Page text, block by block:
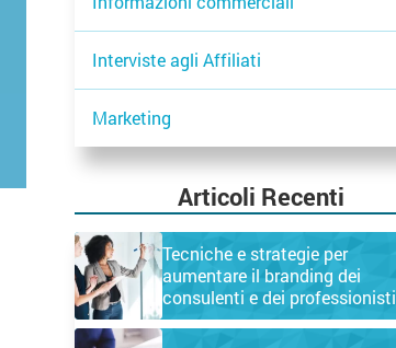
Interviste agli Affiliati
Marketing
Articoli Recenti
Tecniche e strategie per
aumentare il branding dei
consulenti e dei professionisti